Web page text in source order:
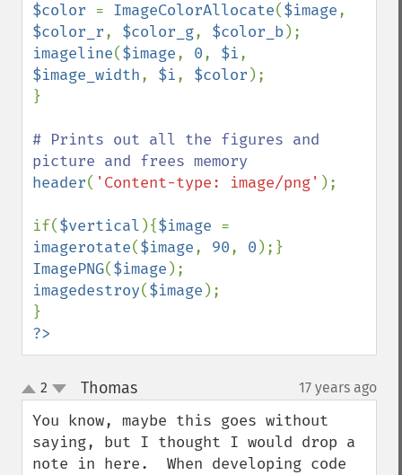
$color = ImageColorAllocate($image
$color_r, $color_g, $color_b
imageline($image, 0, $i
$image_width, $i, $color );
}
# Prints out all the figures and
header( 'Content-type: image/png' );
if($vertical ){$image
imagerotate($image, 90, 0
ImagePNG($image
imagedestroy($image );
?>
up
down
2 Thomas¶ 17 years ago
You know, maybe this goes without
saying, but I thought I would drop a
note in here.  When developing code